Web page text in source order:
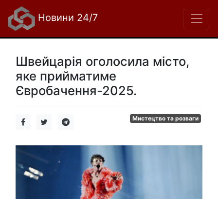
Новини 24/7
Швейцарія оголосила місто,
яке прийматиме
Євробачення-2025.
Мистецтво та розваги